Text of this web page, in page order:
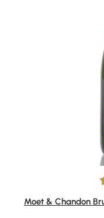
Durchschnittliche
Moet & Chandon